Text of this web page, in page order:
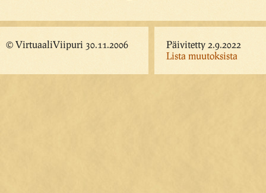
© VirtuaaliViipuri 30.11.2006
Päivitetty 2.9.2022
Lista muutoksista